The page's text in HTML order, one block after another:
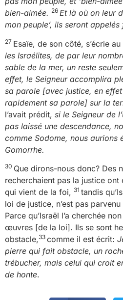
bien-aimée. 26 Et là où on leur
mon peuple’, ils seront
27 Esaïe, de son côté, s’écrie au
les Israélites, de par leur
sable de la mer, un reste
effet, le Seigneur accomplira
sa parole [avec justice, en
rapidement sa parole] sur la
l’avait prédit, si le Seigneur de
pas laissé une descendance,
comme Sodome, nous aurions
Gomorrhe.
30 Que dirons-nous donc? Des
recherchaient pas la justice
qui vient de la foi, 31 tandis
loi de justice, n’est pas
Parce qu’Israël l’a cherchée
œuvres [de la loi]. Ils se sont
obstacle,33 comme il est écrit:
pierre qui fait obstacle, un
trébucher, mais celui qui croit
de honte.